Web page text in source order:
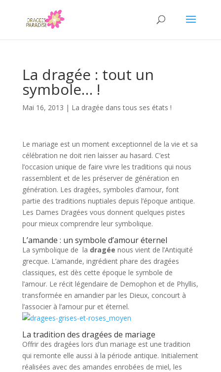
La dragée : tout un
symbole… !
Mai 16, 2013 | La dragée dans tous ses états !
Le mariage est un moment exceptionnel de la vie et sa
célébration ne doit rien laisser au hasard. C’est
l’occasion unique de faire vivre les traditions qui nous
rassemblent et de les préserver de génération en
génération. Les dragées, symboles d’amour, font
partie des traditions nuptiales depuis l’époque antique.
Les Dames Dragées vous donnent quelques pistes
pour mieux comprendre leur symbolique.
L’amande : un symbole d’amour éternel
La symbolique de la dragée nous vient de l’Antiquité
grecque. L’amande, ingrédient phare des dragées
classiques, est dès cette époque le symbole de
l’amour. Le récit légendaire de Demophon et de Phyllis,
transformée en amandier par les Dieux, concourt à
l’associer à l’amour pur et éternel.
La tradition des dragées de mariage
Offrir des dragées lors d’un mariage est une tradition
qui remonte elle aussi à la période antique. Initialement
réalisées avec des amandes enrobées de miel, les